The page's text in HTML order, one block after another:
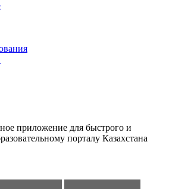
приложение для быстрого и
порталу Казахстана